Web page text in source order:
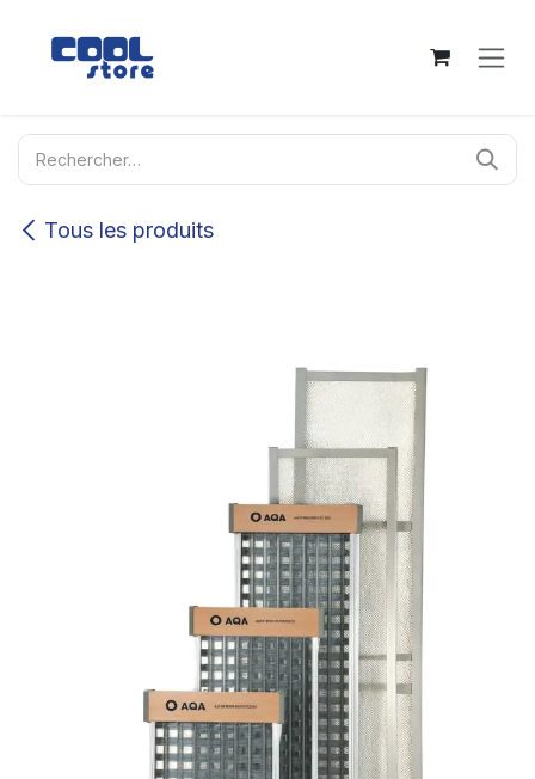
Tous les produits